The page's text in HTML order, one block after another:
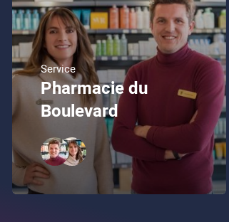
Service
Pharmacie du
Boulevard